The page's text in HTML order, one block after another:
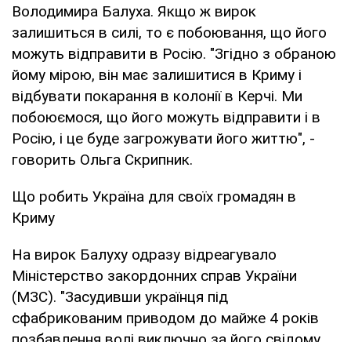
Володимира Балуха. Якщо ж вирок
залишиться в силі, то є побоювання, що його
можуть відправити в Росію. "Згідно з обраною
йому мірою, він має залишитися в Криму і
відбувати покарання в колонії в Керчі. Ми
побоюємося, що його можуть відправити і в
Росію, і це буде загрожувати його життю", -
говорить Ольга Скрипник.
Що робить Україна для своїх громадян в
Криму
На вирок Балуху одразу відреагувало
Міністерство закордонних справ України
(МЗС). "Засудивши українця під
сфабрикованим приводом до майже 4 років